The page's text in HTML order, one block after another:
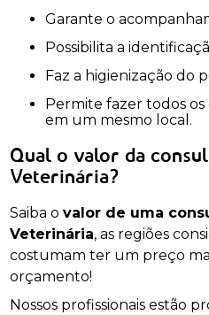
Garante o
Possibilita a
Faz a higienização do
Permite fazer todos os exames e procedimentos
em um mesmo local.
Qual o valor da
Veterinária?
Saiba ovalor de uma
Veterinária, as regiões
costumam ter um preço
orçamento!
Nossos profissionais estão